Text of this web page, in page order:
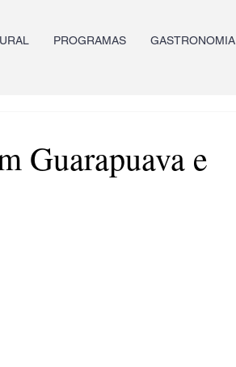
PROGRAMAS GASTRONOMIA
Guarapuava e